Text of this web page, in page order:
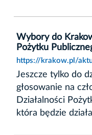
Wybory do
Pożytku
https://krakow.pl/
Jeszcze tylko do
głosowanie na
Działalności
która będzie